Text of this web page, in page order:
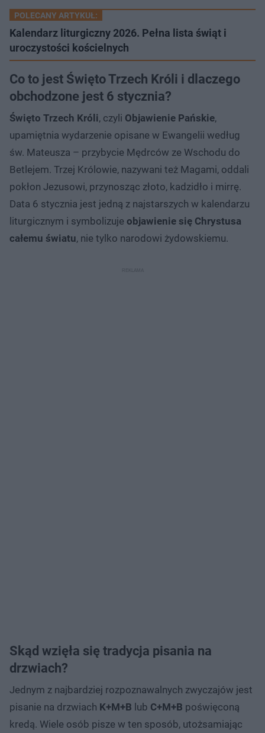
POLECANY ARTYKUŁ:
Kalendarz liturgiczny 2026. Pełna lista świąt i
uroczystości kościelnych
Co to jest Święto Trzech Króli i dlaczego
obchodzone jest 6 stycznia?
Święto Trzech Króli, czyli Objawienie Pańskie,
upamiętnia wydarzenie opisane w Ewangelii według
św. Mateusza – przybycie Mędrców ze Wschodu do
Betlejem. Trzej Królowie, nazywani też Magami, oddali
pokłon Jezusowi, przynosząc złoto, kadzidło i mirrę.
Data 6 stycznia jest jedną z najstarszych w kalendarzu
liturgicznym i symbolizuje objawienie się Chrystusa
całemu światu, nie tylko narodowi żydowskiemu.
Skąd wzięła się tradycja pisania na
drzwiach?
Jednym z najbardziej rozpoznawalnych zwyczajów jest
pisanie na drzwiach K+M+B lub C+M+B poświęconą
kredą. Wiele osób pisze w ten sposób, utożsamiając